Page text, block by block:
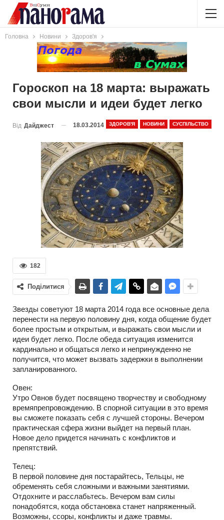
Головна Новини Здоров'я
Гороскоп на 18 марта: выражать
свои мысли и идеи будет легко
ЗДОРОВ'Я НОВИНИ СУСПІЛЬСТВО
Від Дайджест 18.03.2014
182
Поділитися
Звезды советуют 18 марта 2014 года все основные дела
перенести на первую половину дня, когда общение будет
более простым и открытым, и выражать свои мысли и
идеи будет легко. После обеда ситуация изменится
кардинально и общаться легко и непринужденно не
получится, что может вызвать задержки в выполнении
запланированного.
Овен:
Утро Овнов будет посвящено творчеству и свободному
времяпрепровождению. В спорной ситуации в это время
вы сможете показать себя с лучшей стороны. Вечером
практическая сфера жизни выйдет на первый план.
Новое дело придется начинать с конфликтов и
препятствий.
Телец:
В первой половине дня постарайтесь, Тельцы, не
обременять себя сложными и важными занятиями.
Отдохните и расслабьтесь. Вечером вам силы
понадобятся, когда обстановка станет напряженный.
Возможны, ссоры, конфликты и даже травмы.